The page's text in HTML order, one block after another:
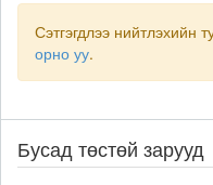
Сэтгэгдлээ нийтлэхийн
орно уу.
Бусад төстөй зарууд